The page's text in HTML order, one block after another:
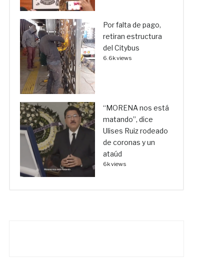
Por falta de pago,
retiran estructura
del Citybus
6.6k views
“MORENA nos está
matando”, dice
Ulises Ruiz rodeado
de coronas y un
ataúd
6k views